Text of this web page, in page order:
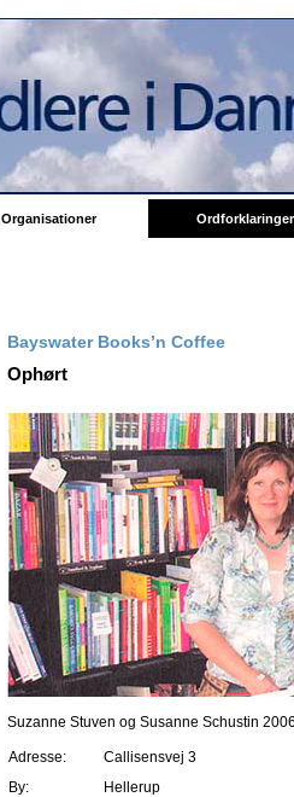
Organisationer Ordforklaringer
Bayswater Books’n Coffee
Ophørt
Suzanne Stuven og Susanne Schustin
Adresse:
Callisensvej 3
By:
Hellerup